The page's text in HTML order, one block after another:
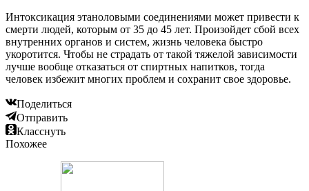
Интоксикация этаноловыми соединениями может привести к
смерти людей, которым от 35 до 45 лет. Произойдет сбой всех
внутренних органов и систем, жизнь человека быстро
укоротится. Чтобы не страдать от такой тяжелой зависимости
лучше вообще отказаться от спиртных напитков, тогда
человек избежит многих проблем и сохранит свое здоровье.
Поделиться
Отправить
Класснуть
Похожее